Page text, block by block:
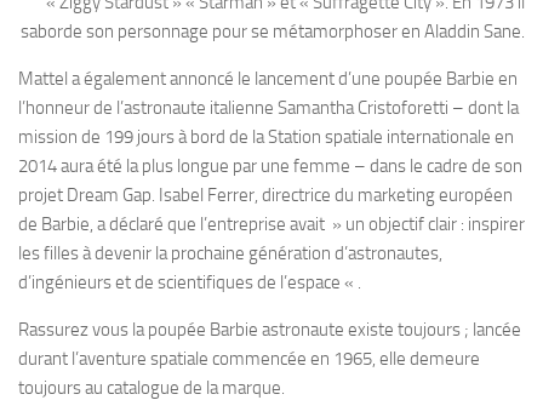
saborde son personnage pour se métamorphoser en Aladdin Sane.
Mattel a également annoncé le lancement d’une poupée Barbie en
l’honneur de l’astronaute italienne Samantha Cristoforetti – dont la
mission de 199 jours à bord de la Station spatiale internationale en
2014 aura été la plus longue par une femme – dans le cadre de son
projet Dream Gap. Isabel Ferrer, directrice du marketing européen
de Barbie, a déclaré que l’entreprise avait » un objectif clair : inspirer
les filles à devenir la prochaine génération d’astronautes,
d’ingénieurs et de scientifiques de l’espace « .
Rassurez vous la poupée Barbie astronaute existe toujours ; lancée
durant l’aventure spatiale commencée en 1965, elle demeure
toujours au catalogue de la marque.